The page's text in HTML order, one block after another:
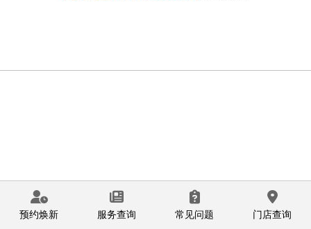
预约焕新 服务查询 常见问题 门店查询